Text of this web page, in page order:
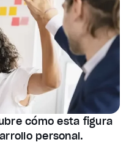
cómo esta figura
personal.